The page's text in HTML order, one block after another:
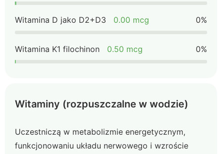
Witamina D jako D2+D3 0.00 mcg 0%
Witamina K1 filochinon 0.50 mcg 0%
Witaminy (rozpuszczalne w wodzie)
Uczestniczą w metabolizmie energetycznym,
funkcjonowaniu układu nerwowego i wzroście